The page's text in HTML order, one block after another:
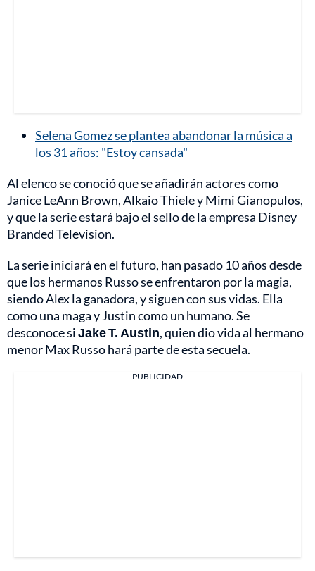
Selena Gomez se plantea abandonar la música a
los 31 años: "Estoy cansada"
Al elenco se conoció que se añadirán actores como
Janice LeAnn Brown, Alkaio Thiele y Mimi Gianopulos,
y que la serie estará bajo el sello de la empresa Disney
Branded Television.
La serie iniciará en el futuro, han pasado 10 años desde
que los hermanos Russo se enfrentaron por la magia,
siendo Alex la ganadora, y siguen con sus vidas. Ella
como una maga y Justin como un humano. Se
desconoce siJake T. Austin, quien dio vida al hermano
menor Max Russo hará parte de esta secuela.
PUBLICIDAD